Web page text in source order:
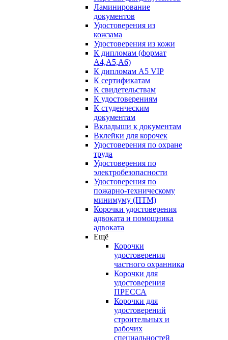
Ламинирование
документов
Удостоверения из
кожзама
Удостоверения из кожи
К дипломам (формат
А4,А5,А6)
К дипломам А5 VIP
К сертификатам
К свидетельствам
К удостоверениям
К студенческим
документам
Вкладыши к документам
Вклейки для корочек
Удостоверения по охране
труда
Удостоверения по
электробезопасности
Удостоверения по
пожарно-техническому
минимуму (ПТМ)
Корочки удостоверения
адвоката и помощника
адвоката
Ещё
Корочки
удостоверения
частного охранника
Корочки для
удостоверения
ПРЕССА
Корочки для
удостоверений
строительных и
рабочих
специальностей